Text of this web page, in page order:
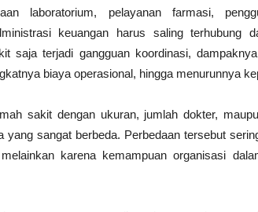
laboratorium, pelayanan farmasi,
keuangan harus saling terhubung
saja terjadi gangguan koordinasi,
biaya operasional, hingga menurunnya
sakit dengan ukuran, jumlah dokter,
yang sangat berbeda. Perbedaan tersebut
karena kemampuan organisasi